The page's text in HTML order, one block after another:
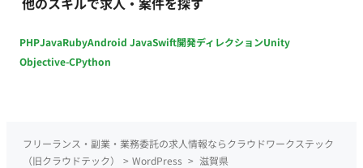
PHPJavaRubyAndroid JavaSwift開発ディレクションUnity
Objective-CPython
フリーランス・副業・業務委託の求人情報ならクラウドワークステック
（旧クラウドテック）
> WordPress > 滋賀県